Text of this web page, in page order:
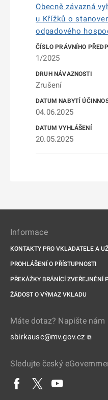
Obecně závazná
u Křížků o
odpadového
1/2025
Zrušení
04.06.2025
20.05.2025
Informace
KONTAKTY PRO VKLADATELE A
PROHLÁŠENÍ O PŘÍSTUPNOSTI
PŘEKÁŽKY BRÁNÍCÍ ZVEŘEJNĚNÍ
ŽÁDOST O VÝMAZ VKLADU
Máte dotaz? Napište nám
sbirkausc@mv.gov.cz ⧉
Sledujte český